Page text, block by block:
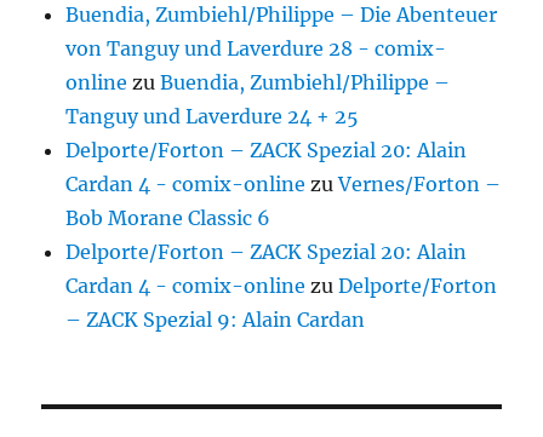
Buendia, Zumbiehl/Philippe – Die Abenteuer
von Tanguy und Laverdure 28 - comix-
online zuBuendia, Zumbiehl/Philippe –
Tanguy und Laverdure 24 + 25
Delporte/Forton – ZACK Spezial 20: Alain
Cardan 4 - comix-online zuVernes/Forton –
Bob Morane Classic 6
Delporte/Forton – ZACK Spezial 20: Alain
Cardan 4 - comix-online zuDelporte/Forton
– ZACK Spezial 9: Alain Cardan